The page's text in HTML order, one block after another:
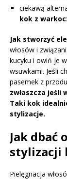
ciekawą
kok z
Jak stworzyć
włosów i
kucyku i owiń je
wsuwkami. Jeśli
pasemek z
zwłaszcza jeśli
Taki kok
stylizacje.
Jak dbać
stylizacji
Pielęgnacja